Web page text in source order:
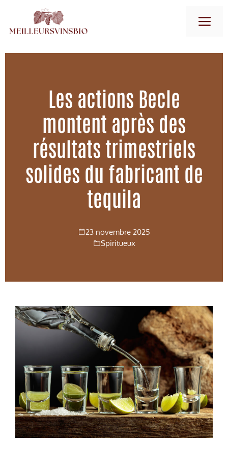
contenu
Les actions Becle
montent après des
résultats trimestriels
solides du fabricant de
tequila
23 novembre 2025
Spiritueux